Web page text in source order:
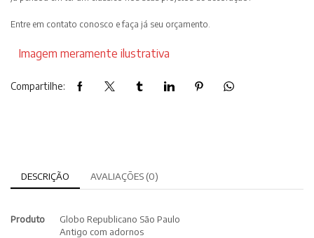
Entre em contato conosco e faça já seu orçamento.
Imagem meramente ilustrativa
Compartilhe:
DESCRIÇÃO AVALIAÇÕES (0)
Produto
Globo Republicano São Paulo
Antigo com adornos